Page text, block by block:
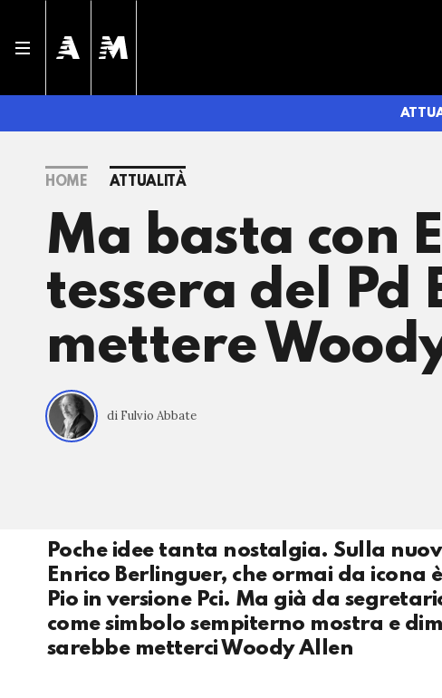
HOME ATTUALITÀ
Ma basta con
tessera del Pd
mettere
di Fulvio Abbate
Poche idee tanta nostalgia. Sulla
Enrico Berlinguer, che ormai da
Pio in versione Pci. Ma già da
come simbolo sempiterno mostra e
sarebbe metterci Woody Allen